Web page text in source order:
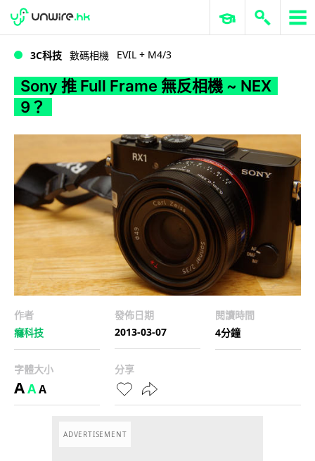
Sony 推 Full Frame 無反相機 ~ NEX 9？
WWDC 2026 ERP 與商業 AI
3C科技 數碼相機 EVIL + M4/3
Sony 推 Full Frame 無反相機 ~ NEX
9？
作者
癮科技
發佈日期
2013-03-07
閱讀時間
4分鐘
字體大小
AAA
分享
ADVERTISEMENT